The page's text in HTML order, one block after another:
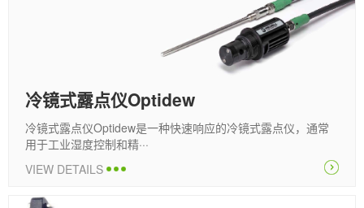
冷镜式露点仪Optidew
冷镜式露点仪Optidew是一种快速响应的冷镜式露点仪，通常
用于工业湿度控制和精···
VIEW DETAILS